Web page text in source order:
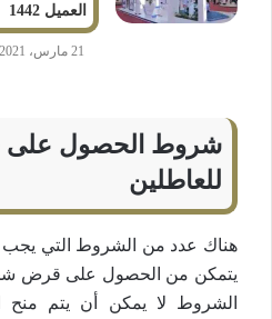
العميل 1442
21 مارس، 2021
شروط الحصول
للعاطلين
هناك عدد من الشروط التي
يتمكن من الحصول على قرض
الشروط لا يمكن أن يتم منح